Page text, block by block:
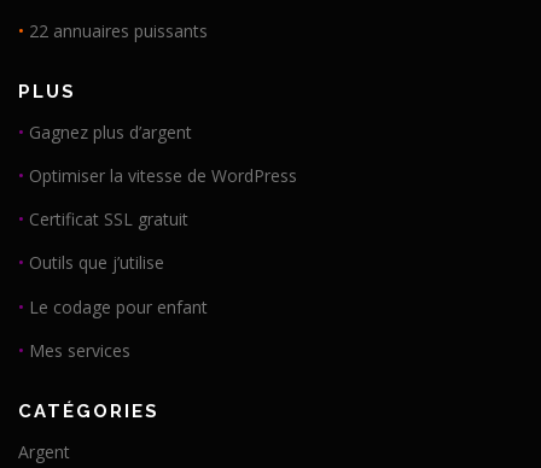
• 22 annuaires puissants
PLUS
• Gagnez plus d’argent
• Optimiser la vitesse de WordPress
• Certificat SSL gratuit
• Outils que j’utilise
• Le codage pour enfant
• Mes services
CATÉGORIES
Argent